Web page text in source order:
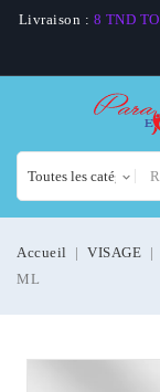
Livraison : 8 TND
Accueil VISAGE
ML